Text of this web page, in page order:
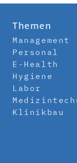
Themen
Management
Personal
E-Health
Hygiene
Labor
Klinikbau